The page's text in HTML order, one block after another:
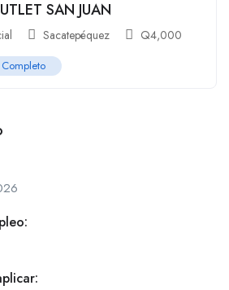
SAN JUAN
Sacatepéquez Q4,000